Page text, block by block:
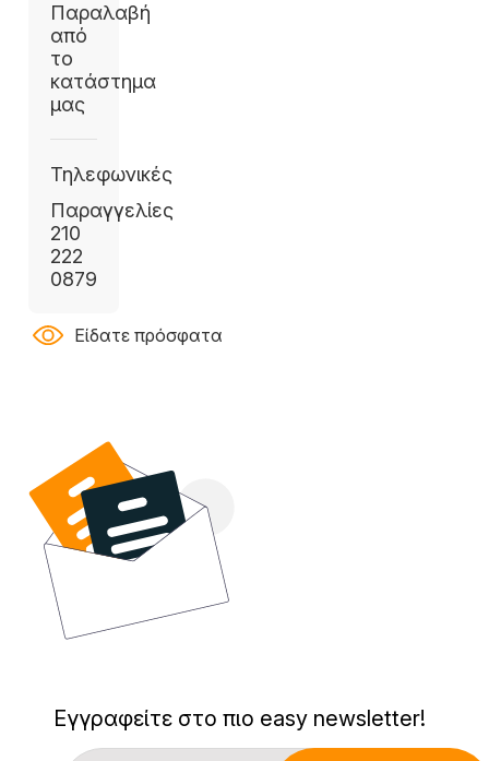
Παραλαβή
από
το
κατάστημα
μας
Τηλεφωνικές
Παραγγελίες
210
222
0879
Είδατε πρόσφατα
Εγγραφείτε στο πιο easy newsletter!